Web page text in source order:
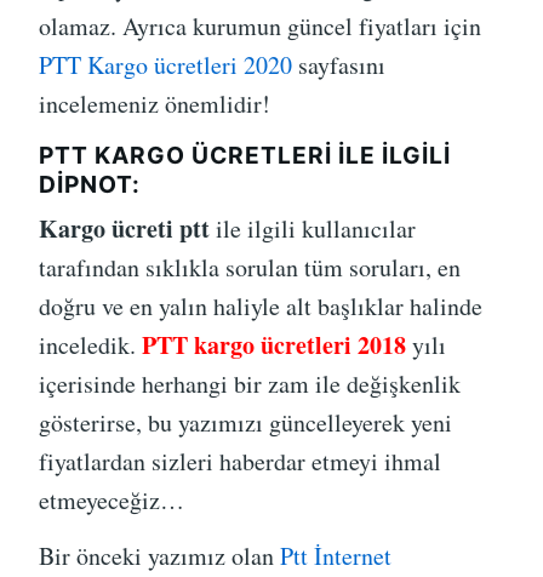
olamaz. Ayrıca kurumun güncel fiyatları için
PTT Kargo ücretleri 2020 sayfasını
incelemeniz önemlidir!
PTT KARGO ÜCRETLERI ILE İLGILI
DIPNOT:
Kargo ücreti pttile ilgili kullanıcılar
tarafından sıklıkla sorulan tüm soruları, en
doğru ve en yalın haliyle alt başlıklar halinde
inceledik. PTT kargo ücretleri 2018yılı
içerisinde herhangi bir zam ile değişkenlik
gösterirse, bu yazımızı güncelleyerek yeni
fiyatlardan sizleri haberdar etmeyi ihmal
etmeyeceğiz…
Bir önceki yazımız olanPtt İnternet